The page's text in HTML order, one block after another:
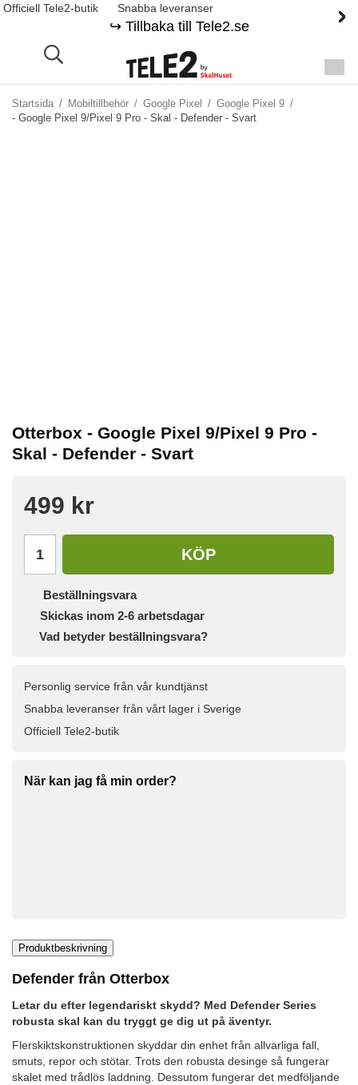
Officiell Tele2-butik Snabba leveranser
↪️ Tillbaka till Tele2.se
Startsida / Mobiltillbehör / Google Pixel / Google Pixel 9 /
- Google Pixel 9/Pixel 9 Pro - Skal - Defender - Svart
Otterbox - Google Pixel 9/Pixel 9 Pro -
Skal - Defender - Svart
499 kr
KÖP
Beställningsvara
Skickas inom 2-6 arbetsdagar
Vad betyder beställningsvara?
Personlig service från vår kundtjänst
Snabba leveranser från vårt lager i Sverige
Officiell Tele2-butik
När kan jag få min order?
Produktbeskrivning
Defender från Otterbox
Letar du efter legendariskt skydd? Med Defender Series
robusta skal kan du tryggt ge dig ut på äventyr.
Flerskiktskonstruktionen skyddar din enhet från allvarliga fall,
smuts, repor och stötar. Trots den robusta desinge så fungerar
skalet med trådlös laddning. Dessutom fungerar det medföljande